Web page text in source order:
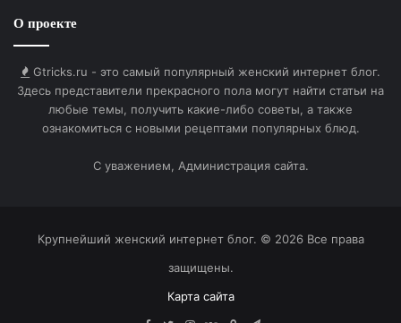
HTML-код для вставки на сайт и блог:
BB-код для вставки на форум:
О проекте
Gtricks.ru - это самый популярный женский интернет блог.
Здесь представители прекрасного пола могут найти статьи на
любые темы, получить какие-либо советы, а также
ознакомиться с новыми рецептами популярных блюд.
С уважением, Администрация сайта.
Крупнейший женский интернет блог. © 2026 Все права
защищены.
Карта сайта